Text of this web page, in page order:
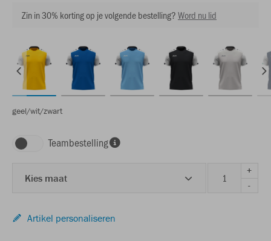
Zin in 30% korting op je volgende bestelling?Word nu lid
geel/wit/zwart
Teambestelling
Kies maat
+
-
Artikel personaliseren